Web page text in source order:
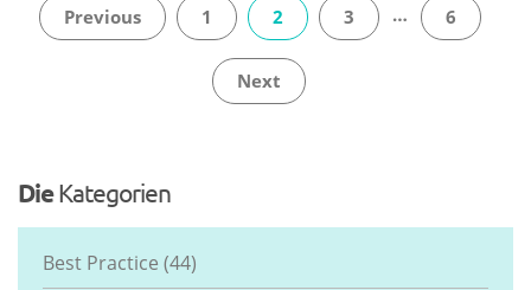
Previous 1 2 3 … 6
Next
DieKategorien
Best Practice (44)